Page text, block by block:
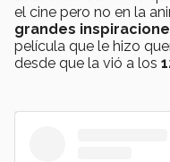
el cine pero no en la
grandes
película que le hizo
desde que la vió a los